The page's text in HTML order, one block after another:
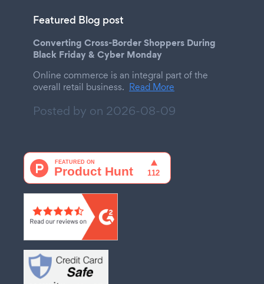
Featured Blog post
Converting Cross-Border Shoppers During
Black Friday & Cyber Monday
Online commerce is an integral part of the
overall retail business. Read More
Posted by on 2026-08-09